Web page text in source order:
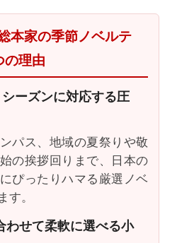
本家の季節ノベルテ
の理由
ーズンに対応する圧
パス、地域の夏祭りや敬
の挨拶回りまで、日本の
ぴったりハマる厳選ノベ
す。
わせて柔軟に選べる小